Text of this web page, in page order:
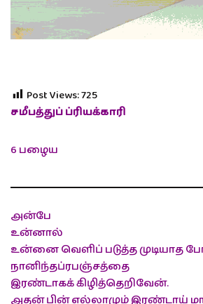
Post Views:725
சமீபத்துப் ப்ரியக்காரி
6 பழைய
அன்பே
உன்னால்
உன்னை வெளிப் படுத்த முடியாத
நானிந்தப்ரபஞ்சத்தை
இரண்டாகக் கிழித்தெறிவேன்.
அதன் பின் எல்லாமும் இரண்டாய்